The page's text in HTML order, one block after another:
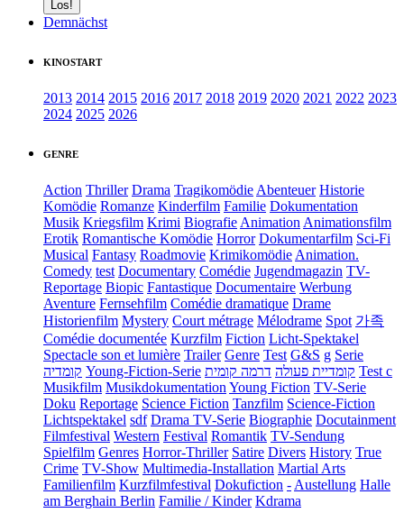
Demnächst
KINOSTART
2013 2014 2015 2016 2017 2018 2019 2020 2021 2022 2023
2024 2025 2026
GENRE
Action Thriller Drama Tragikomödie Abenteuer Historie
Komödie Romanze Kinderfilm Familie Dokumentation
Musik Kriegsfilm Krimi Biografie Animation Animationsfilm
Erotik Romantische Komödie Horror Dokumentarfilm Sci-Fi
Musical Fantasy Roadmovie Krimikomödie Animation.
Comedy test Documentary Comédie Jugendmagazin TV-
Reportage Biopic Fantastique Documentaire Werbung
Aventure Fernsehfilm Comédie dramatique Drame
Historienfilm Mystery Court métrage Mélodrame Spot 가족
Comédie documentée Kurzfilm Fiction Licht-Spektakel
Spectacle son et lumière Trailer Genre Test G&S g Serie
קומדיה Young-Fiction-Serie קומדיית פעולה דרמה קומית
Test c
Musikfilm Musikdokumentation Young Fiction TV-Serie
Doku Reportage Science Fiction Tanzfilm Science-Fiction
Lichtspektakel sdf Drama TV-Serie Biographie Docutainment
Filmfestival Western Festival Romantik TV-Sendung
Spielfilm Genres Horror-Thriller Satire Divers History True
Crime TV-Show Multimedia-Installation Martial Arts
Familienfilm Kurzfilmfestival Dokufiction - Austellung Halle
am Berghain Berlin Familie / Kinder Kdrama